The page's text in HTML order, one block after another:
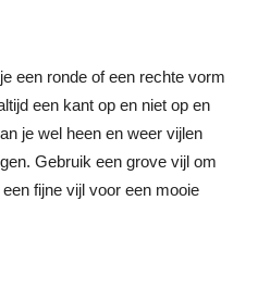
een ronde of een rechte vorm
een kant op en niet op en
je wel heen en weer vijlen
Gebruik een grove vijl om
fijne vijl voor een mooie